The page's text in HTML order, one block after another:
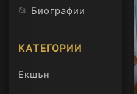
📂 Биографии
КАТЕГОРИИ
Екшън